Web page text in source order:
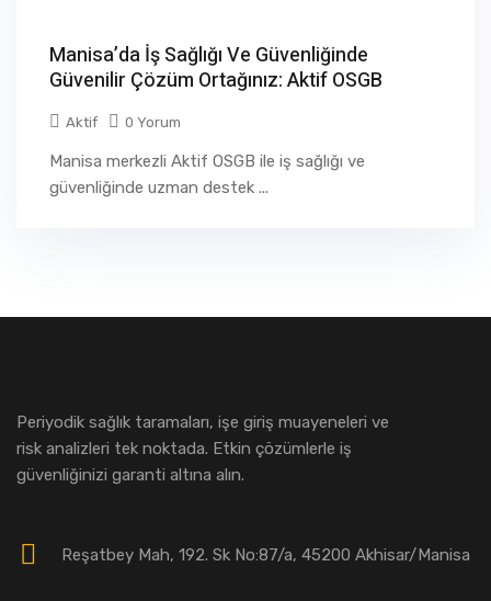
Manisa’da İş Sağlığı Ve Güvenliğinde
Güvenilir Çözüm Ortağınız: Aktif OSGB
Aktif 0 Yorum
Manisa merkezli Aktif OSGB ile iş sağlığı ve
güvenliğinde uzman destek ...
Periyodik sağlık taramaları, işe giriş muayeneleri ve
risk analizleri tek noktada. Etkin çözümlerle iş
güvenliğinizi garanti altına alın.
Reşatbey Mah, 192. Sk No:87/a, 45200 Akhisar/Manisa